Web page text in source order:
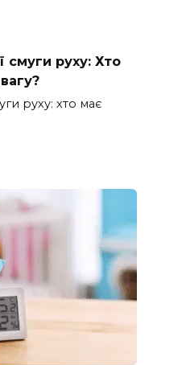
смуги руху: Хто
руху: хто має